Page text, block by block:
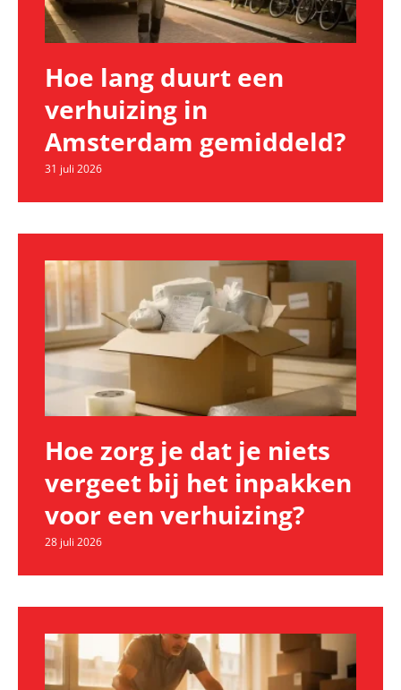
Hoe lang duurt een
verhuizing in
Amsterdam gemiddeld?
31 juli 2026
Hoe zorg je dat je niets
vergeet bij het inpakken
voor een verhuizing?
28 juli 2026